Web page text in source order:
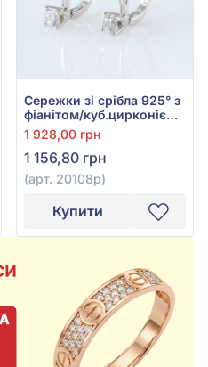
Сережки зі срібла 925° з
фіанітом/куб.цирконієм,
арт. 20108р
1 928,00 грн
1 156,80 грн
(арт. 20108р)
Купити